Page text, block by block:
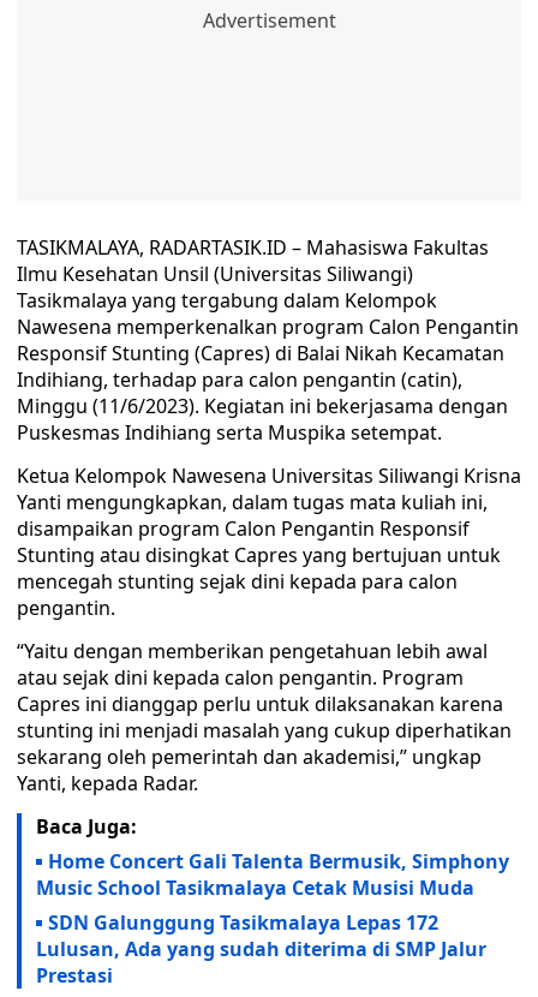
TASIKMALAYA, RADARTASIK.ID – Mahasiswa Fakultas
Ilmu Kesehatan Unsil (Universitas Siliwangi)
Tasikmalaya yang tergabung dalam Kelompok
Nawesena memperkenalkan program Calon Pengantin
Responsif Stunting (Capres) di Balai Nikah Kecamatan
Indihiang, terhadap para calon pengantin (catin),
Minggu (11/6/2023). Kegiatan ini bekerjasama dengan
Puskesmas Indihiang serta Muspika setempat.
Ketua Kelompok Nawesena Universitas Siliwangi Krisna
Yanti mengungkapkan, dalam tugas mata kuliah ini,
disampaikan program Calon Pengantin Responsif
Stunting atau disingkat Capres yang bertujuan untuk
mencegah stunting sejak dini kepada para calon
pengantin.
“Yaitu dengan memberikan pengetahuan lebih awal
atau sejak dini kepada calon pengantin. Program
Capres ini dianggap perlu untuk dilaksanakan karena
stunting ini menjadi masalah yang cukup diperhatikan
sekarang oleh pemerintah dan akademisi,” ungkap
Yanti, kepada Radar.
Baca Juga:
Home Concert Gali Talenta Bermusik, Simphony
Music School Tasikmalaya Cetak Musisi Muda
SDN Galunggung Tasikmalaya Lepas 172
Lulusan, Ada yang sudah diterima di SMP Jalur
Prestasi